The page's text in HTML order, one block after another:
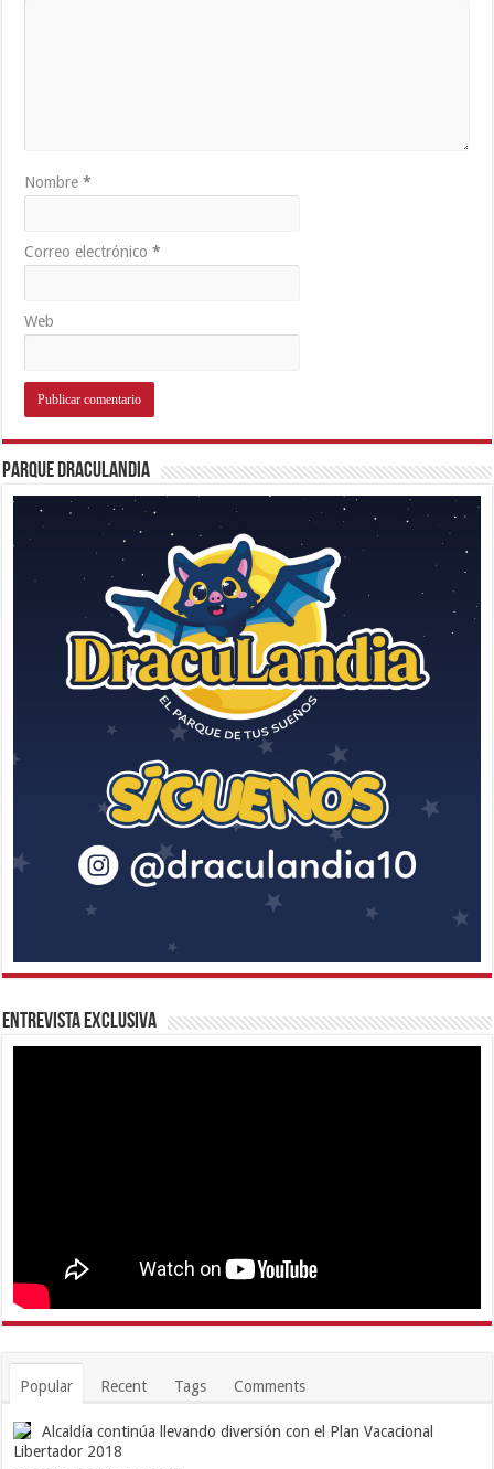
Nombre*
Correo electrónico*
Web
Parque Draculandia
Entrevista Exclusiva
Popular Recent Tags Comments
Alcaldía continúa llevando diversión con el Plan Vacacional
Libertador 2018